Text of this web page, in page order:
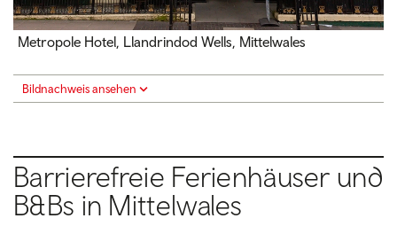
Metropole Hotel, Llandrindod Wells, Mittelwales
Bildnachweis ansehen
Barrierefreie Ferienhäuser und
B&Bs in Mittelwales